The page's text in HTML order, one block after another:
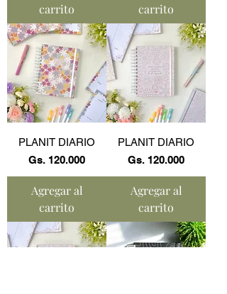
carrito
carrito
PLANIT DIARIO
Precio
Gs. 120.000
Agregar al
carrito
PLANIT DIARIO
Precio
Gs. 120.000
Agregar al
carrito